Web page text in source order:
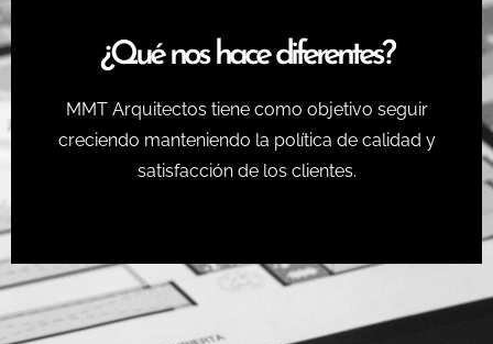
¿Qué nos hace diferentes?
MMT Arquitectos tiene como objetivo seguir
creciendo manteniendo la política de calidad y
satisfacción de los clientes.